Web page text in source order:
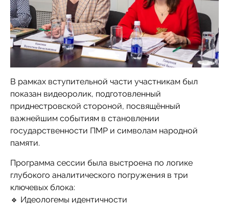
В рамках вступительной части участникам был
показан видеоролик, подготовленный
приднестровской стороной, посвящённый
важнейшим событиям в становлении
государственности ПМР и символам народной
памяти.
Программа сессии была выстроена по логике
глубокого аналитического погружения в три
ключевых блока:
🔹 Идеологемы идентичности